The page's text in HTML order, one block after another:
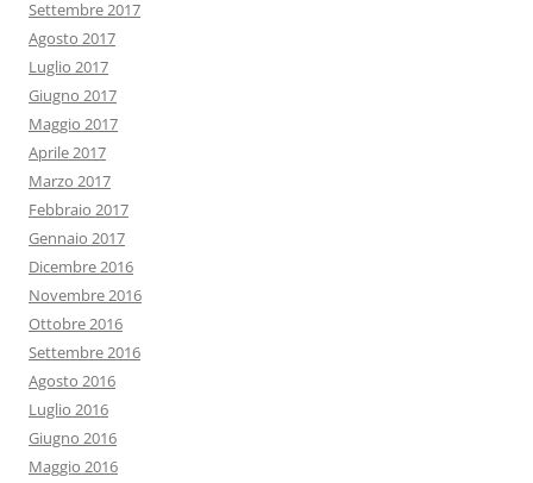
Settembre 2017
Agosto 2017
Luglio 2017
Giugno 2017
Maggio 2017
Aprile 2017
Marzo 2017
Febbraio 2017
Gennaio 2017
Dicembre 2016
Novembre 2016
Ottobre 2016
Settembre 2016
Agosto 2016
Luglio 2016
Giugno 2016
Maggio 2016